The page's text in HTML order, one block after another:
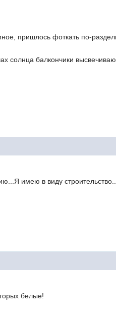
пришлось фоткать по-
солнца балкончики
имею в виду
белые!